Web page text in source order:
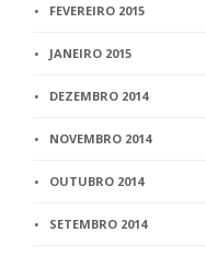
FEVEREIRO 2015
JANEIRO 2015
DEZEMBRO 2014
NOVEMBRO 2014
OUTUBRO 2014
SETEMBRO 2014